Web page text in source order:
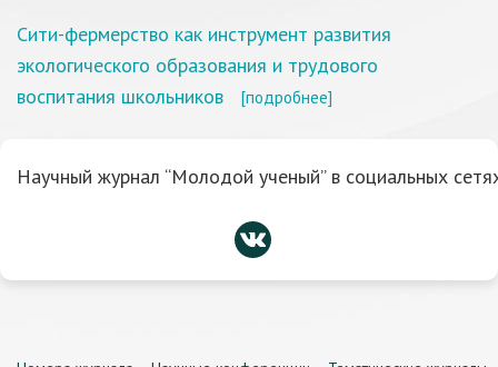
Сити-фермерство как инструмент развития
экологического образования и трудового
воспитания школьников
[подробнее]
Научный журнал “Молодой ученый” в социальных